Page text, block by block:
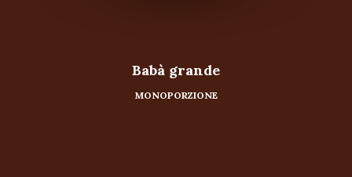
Babà grande
MONOPORZIONE